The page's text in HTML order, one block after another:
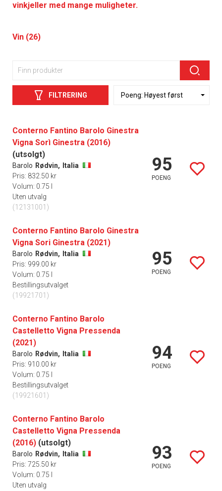
vinkjeller med mange muligheter.
Vin (26)
FILTRERING
Conterno Fantino Barolo Ginestra
Vigna Sorì Ginestra (2016)
(utsolgt)
Barolo Rødvin,
Italia
Pris: 832.50 kr
Volum: 0.75 l
Uten utvalg
(12131001)
95
POENG
Conterno Fantino Barolo Ginestra
Vigna Sori Ginestra (2021)
Barolo Rødvin,
Italia
Pris: 999.00 kr
Volum: 0.75 l
Bestillingsutvalget
(19921701)
95
POENG
Conterno Fantino Barolo
Castelletto Vigna Pressenda
(2021)
Barolo Rødvin,
Italia
Pris: 910.00 kr
Volum: 0.75 l
Bestillingsutvalget
(19921601)
94
POENG
Conterno Fantino Barolo
Castelletto Vigna Pressenda
(2016) (utsolgt)
Barolo Rødvin,
Italia
Pris: 725.50 kr
Volum: 0.75 l
Uten utvalg
93
POENG